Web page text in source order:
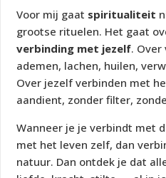
Voor mij gaat spiritualiteit
grootse rituelen. Het gaat
verbinding met jezelf. Over
ademen, lachen, huilen,
Over jezelf verbinden met
aandient, zonder filter,
Wanneer je je verbindt met
met het leven zelf, dan
natuur. Dan ontdek je dat